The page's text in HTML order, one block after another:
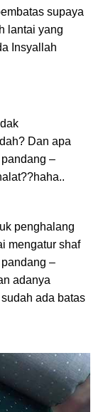
supaya
lantai yang
Insyallah
Dan apa
–
penghalang
mengatur shaf
–
adanya
ada batas